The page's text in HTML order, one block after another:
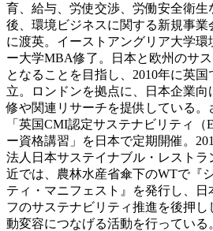
育、給与、労使交渉、労働安全衛生
後、環境ビジネスに関する新規事業
に渡英。イーストアングリア大学環
ー大学MBA修了。日本と欧州のサ
となることを目指し、2010年に英国
立。ロンドンを拠点に、日本企業
修や関連リサーチを提供している。
「英国CMI認定サステナビリティ（
ー資格講習」を日本で定期開催。
法人日本サステイナブル・レスト
近では、農林水産省傘下のWTで『
ティ・マニフェスト』を発行し、日
フのサステナビリティ推進を後押
動変容につなげる活動を行っている